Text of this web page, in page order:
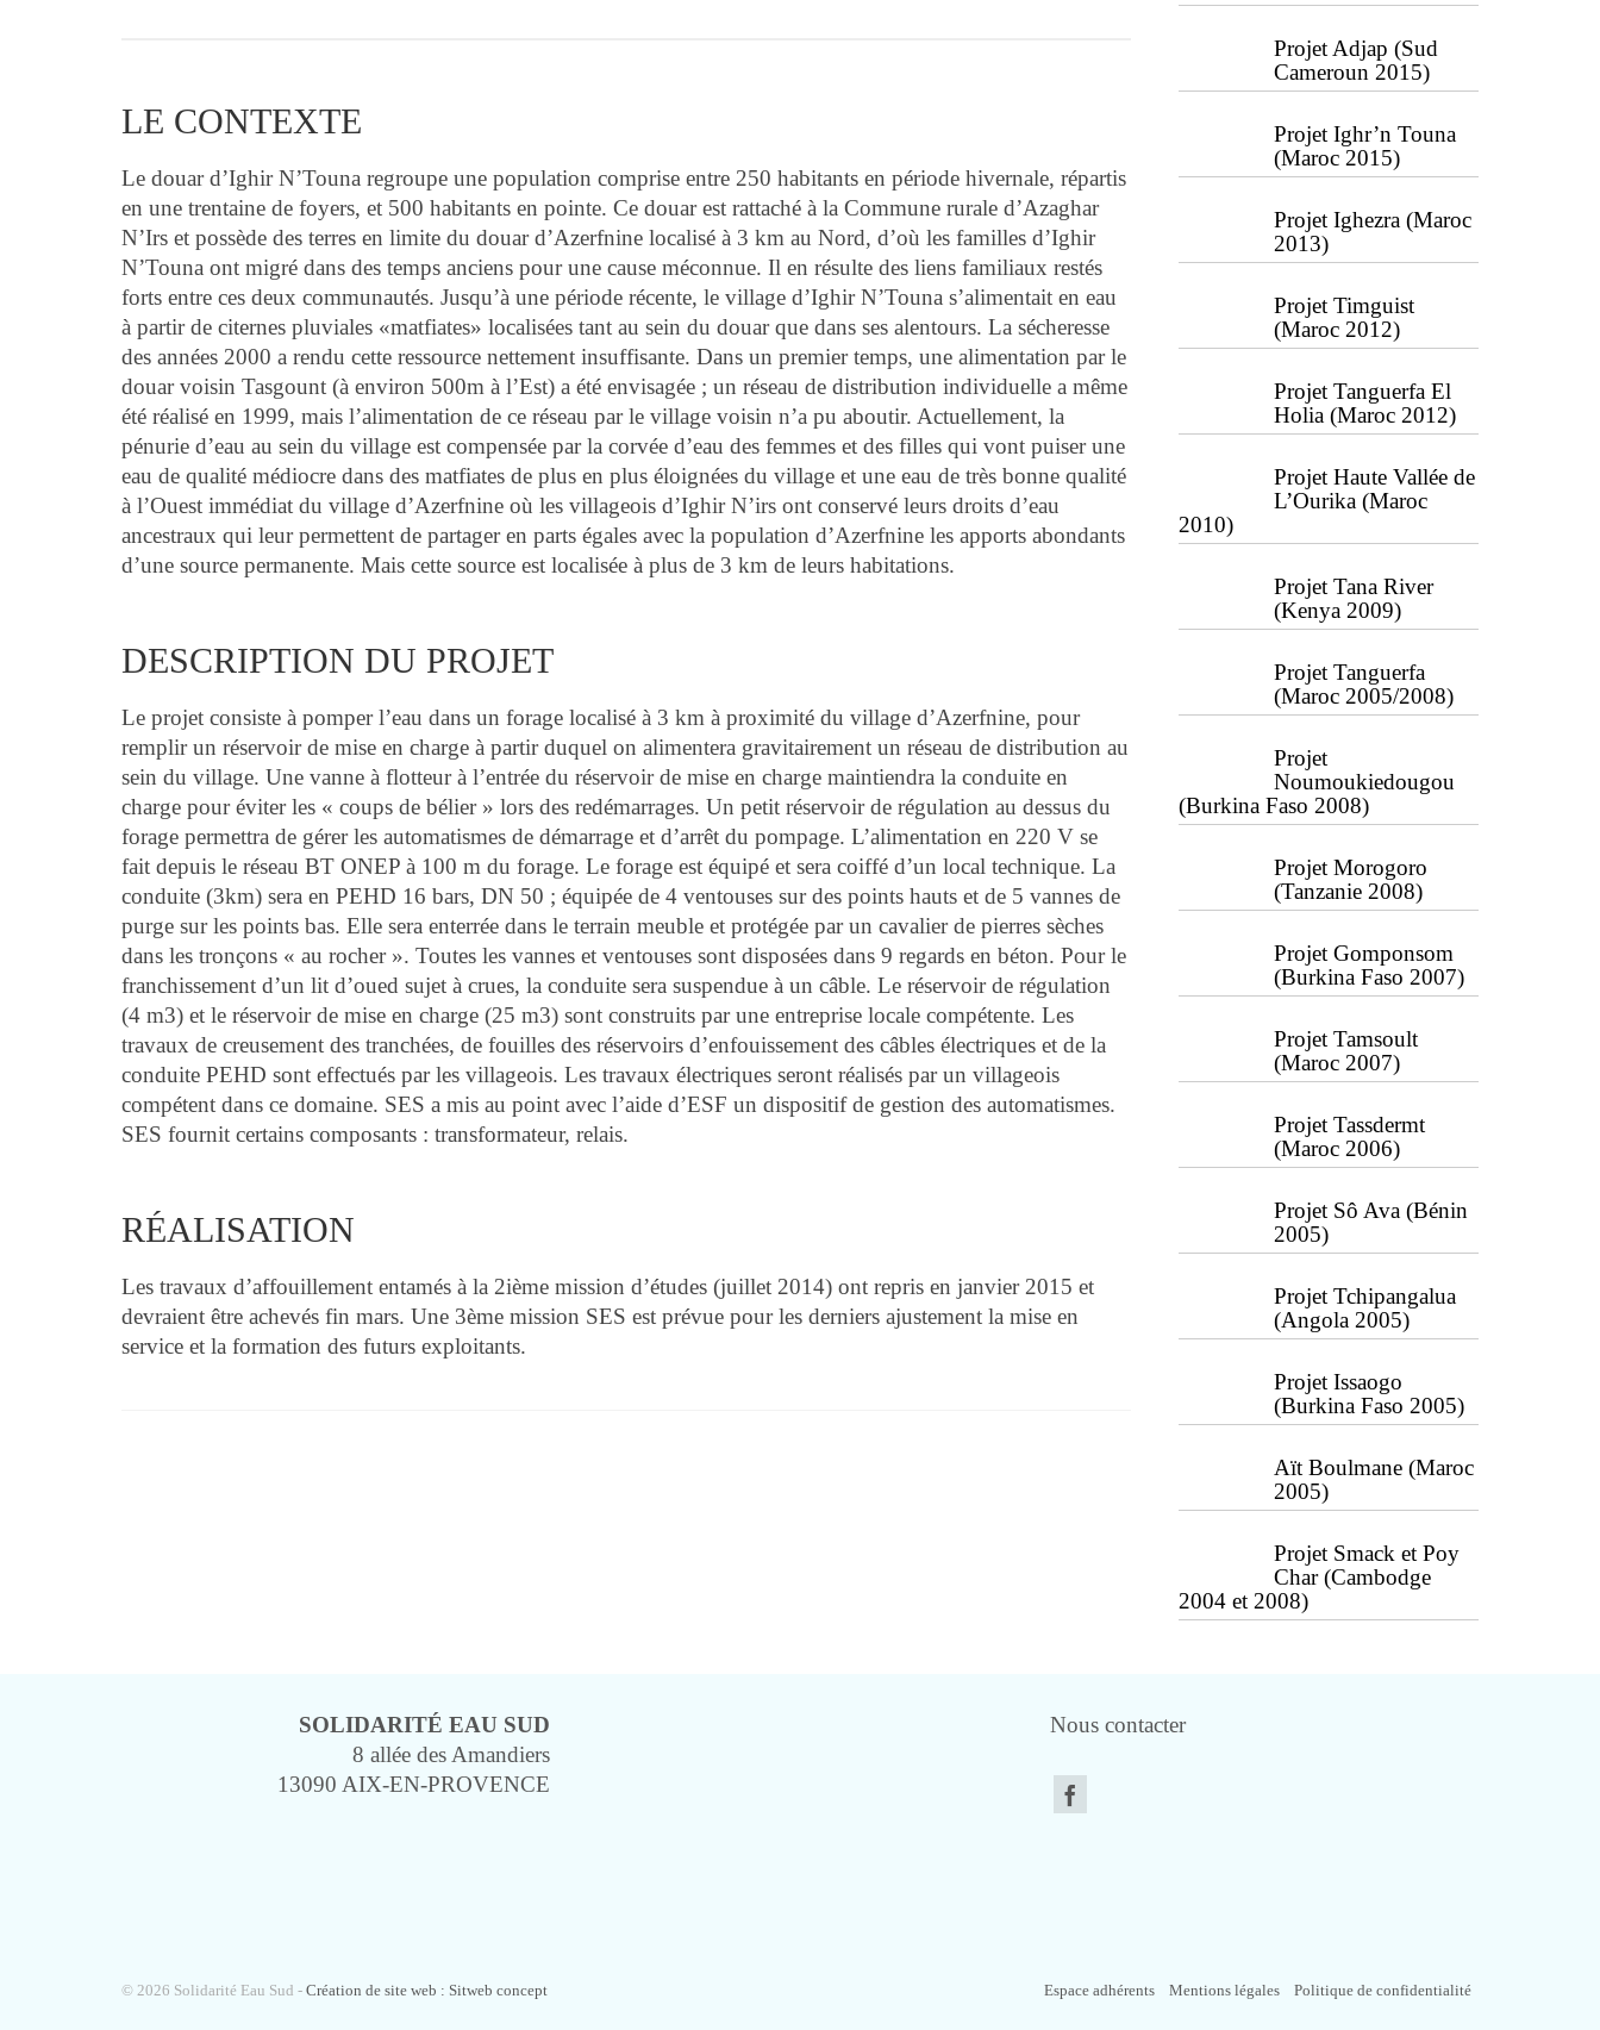
LE CONTEXTE
Le douar d’Ighir N’Touna regroupe une population comprise entre 250 habitants en période hivernale, répartis
en une trentaine de foyers, et 500 habitants en pointe. Ce douar est rattaché à la Commune rurale d’Azaghar
N’Irs et possède des terres en limite du douar d’Azerfnine localisé à 3 km au Nord, d’où les familles d’Ighir
N’Touna ont migré dans des temps anciens pour une cause méconnue. Il en résulte des liens familiaux restés
forts entre ces deux communautés. Jusqu’à une période récente, le village d’Ighir N’Touna s’alimentait en eau
à partir de citernes pluviales «matfiates» localisées tant au sein du douar que dans ses alentours. La sécheresse
des années 2000 a rendu cette ressource nettement insuffisante. Dans un premier temps, une alimentation par le
douar voisin Tasgount (à environ 500m à l’Est) a été envisagée ; un réseau de distribution individuelle a même
été réalisé en 1999, mais l’alimentation de ce réseau par le village voisin n’a pu aboutir. Actuellement, la
pénurie d’eau au sein du village est compensée par la corvée d’eau des femmes et des filles qui vont puiser une
eau de qualité médiocre dans des matfiates de plus en plus éloignées du village et une eau de très bonne qualité
à l’Ouest immédiat du village d’Azerfnine où les villageois d’Ighir N’irs ont conservé leurs droits d’eau
ancestraux qui leur permettent de partager en parts égales avec la population d’Azerfnine les apports abondants
d’une source permanente. Mais cette source est localisée à plus de 3 km de leurs habitations.
DESCRIPTION DU PROJET
Le projet consiste à pomper l’eau dans un forage localisé à 3 km à proximité du village d’Azerfnine, pour
remplir un réservoir de mise en charge à partir duquel on alimentera gravitairement un réseau de distribution au
sein du village. Une vanne à flotteur à l’entrée du réservoir de mise en charge maintiendra la conduite en
charge pour éviter les « coups de bélier » lors des redémarrages. Un petit réservoir de régulation au dessus du
forage permettra de gérer les automatismes de démarrage et d’arrêt du pompage. L’alimentation en 220 V se
fait depuis le réseau BT ONEP à 100 m du forage. Le forage est équipé et sera coiffé d’un local technique. La
conduite (3km) sera en PEHD 16 bars, DN 50 ; équipée de 4 ventouses sur des points hauts et de 5 vannes de
purge sur les points bas. Elle sera enterrée dans le terrain meuble et protégée par un cavalier de pierres sèches
dans les tronçons « au rocher ». Toutes les vannes et ventouses sont disposées dans 9 regards en béton. Pour le
franchissement d’un lit d’oued sujet à crues, la conduite sera suspendue à un câble. Le réservoir de régulation
(4 m3) et le réservoir de mise en charge (25 m3) sont construits par une entreprise locale compétente. Les
travaux de creusement des tranchées, de fouilles des réservoirs d’enfouissement des câbles électriques et de la
conduite PEHD sont effectués par les villageois. Les travaux électriques seront réalisés par un villageois
compétent dans ce domaine. SES a mis au point avec l’aide d’ESF un dispositif de gestion des automatismes.
SES fournit certains composants : transformateur, relais.
RÉALISATION
Les travaux d’affouillement entamés à la 2ième mission d’études (juillet 2014) ont repris en janvier 2015 et
devraient être achevés fin mars. Une 3ème mission SES est prévue pour les derniers ajustement la mise en
service et la formation des futurs exploitants.
Projet Adjap (Sud
Cameroun 2015)
Projet Ighr’n Touna
(Maroc 2015)
Projet Ighezra (Maroc
2013)
Projet Timguist
(Maroc 2012)
Projet Tanguerfa El
Holia (Maroc 2012)
Projet Haute Vallée de
L’Ourika (Maroc
2010)
Projet Tana River
(Kenya 2009)
Projet Tanguerfa
(Maroc 2005/2008)
Projet
Noumoukiedougou
(Burkina Faso 2008)
Projet Morogoro
(Tanzanie 2008)
Projet Gomponsom
(Burkina Faso 2007)
Projet Tamsoult
(Maroc 2007)
Projet Tassdermt
(Maroc 2006)
Projet Sô Ava (Bénin
2005)
Projet Tchipangalua
(Angola 2005)
Projet Issaogo
(Burkina Faso 2005)
Aït Boulmane (Maroc
2005)
Projet Smack et Poy
Char (Cambodge
2004 et 2008)
SOLIDARITÉ EAU SUD
8 allée des Amandiers
13090 AIX-EN-PROVENCE
Nous contacter
Espace adhérents Mentions légales Politique de confidentialité
© 2026 Solidarité Eau Sud - Création de site web : Sitweb concept